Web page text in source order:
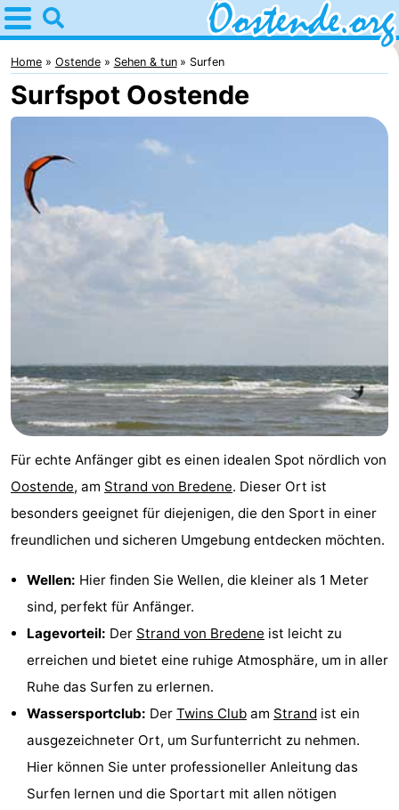
Home
Oostende
Tipps
kindern
Übernachten
Appartements
Campingplätze
Breeduyn
Village
-
Hippodroom
Hotels
Zimmer
Frühstück)
Strand
Sehen
tun
Museen
Kirchen
Home Ostende Sehen & tun Surfen
Surfspot Oostende
Für echte Anfänger gibt es einen idealen Spot nördlich von
Oostende, am Strand von Bredene. Dieser Ort ist
besonders geeignet für diejenigen, die den Sport in einer
freundlichen und sicheren Umgebung entdecken möchten.
Wellen: Hier finden Sie Wellen, die kleiner als 1 Meter
sind, perfekt für Anfänger.
Lagevorteil: Der Strand von Bredene ist leicht zu
erreichen und bietet eine ruhige Atmosphäre, um in aller
Ruhe das Surfen zu erlernen.
Wassersportclub: Der Twins Club am Strand ist ein
ausgezeichneter Ort, um Surfunterricht zu nehmen.
Hier können Sie unter professioneller Anleitung das
Surfen lernen und die Sportart mit allen nötigen